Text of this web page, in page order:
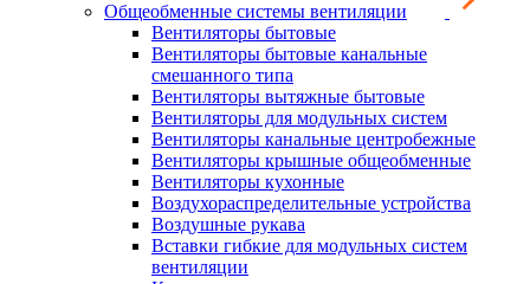
Общеобменные системы вентиляции
Вентиляторы бытовые
Вентиляторы бытовые канальные
смешанного типа
Вентиляторы вытяжные бытовые
Вентиляторы для модульных систем
Вентиляторы канальные центробежные
Вентиляторы крышные общеобменные
Вентиляторы кухонные
Воздухораспределительные устройства
Воздушные рукава
Вставки гибкие для модульных систем
вентиляции